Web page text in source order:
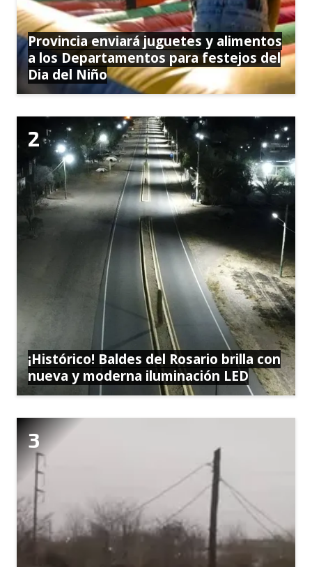
Provincia enviará juguetes y alimentos
a los Departamentos para festejos del
Dia del Niño
¡Histórico! Baldes del Rosario brilla con
nueva y moderna iluminación LED